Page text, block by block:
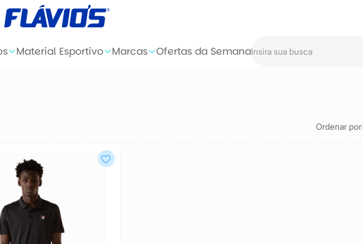
Material Esportivo Marcas Ofertas da Semana
Ordenar por